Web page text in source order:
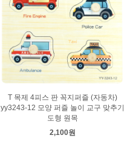
T 목제 4피스 판 꼭지퍼즐 (자동차)
yy3243-12 모양 퍼즐 놀이 교구 맞추기
도형 원목
2,100원